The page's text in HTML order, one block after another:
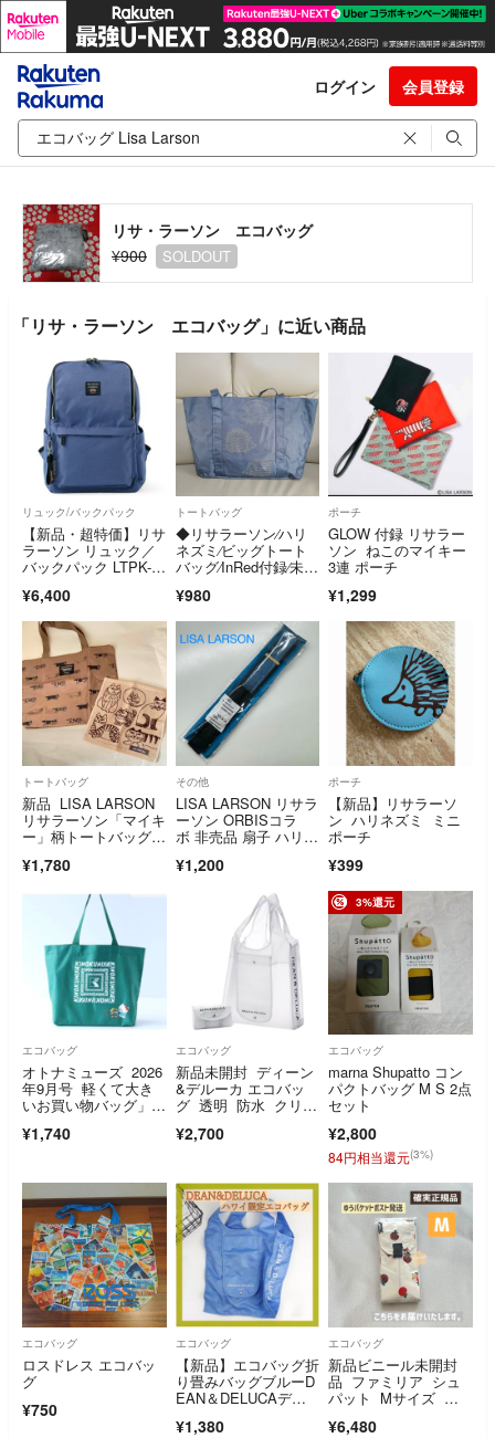
ログイン 会員登録
リサ・ラーソン エコバッグ
¥900
SOLDOUT
「リサ・ラーソン エコバッグ」に近い商品
リュック/バックパック
【新品・超特価】リサ
ラーソン リュック／
バックパック LTPK-0
¥6,400
トートバッグ
◆リサラーソン⁄ハリ
ネズミ⁄ビッグトート
バッグ⁄InRed付録⁄未使
¥980
ポーチ
GLOW 付録 リサラー
ソン ねこのマイキー
3連 ポーチ
¥1,299
トートバッグ
新品 LISA LARSON
リサラーソン「マイキ
ー」柄トートバッグ＆
¥1,780
その他
LISA LARSON リサラ
ーソン ORBISコラ
ボ 非売品 扇子 ハリネ
¥1,200
ポーチ
【新品】リサラーソ
ン ハリネズミ ミニ
ポーチ
¥399
エコバッグ
オトナミューズ 2026
年9月号 軽くて大き
いお買い物バッグ」キ
¥1,740
エコバッグ
新品未開封 ディーン
&デルーカ エコバッ
グ 透明 防水 クリ
¥2,700
3%還元
エコバッグ
marna Shupatto コン
パクトバッグ M S 2点
セット
¥2,800
84円相当還元(3%)
エコバッグ
ロスドレス エコバッ
グ
¥750
エコバッグ
【新品】エコバッグ折
り畳みバッグブルーD
EAN＆DELUCAディ
¥1,380
エコバッグ
新品ビニール未開封
品 ファミリア シュ
パット Mサイズ ベ
¥6,480